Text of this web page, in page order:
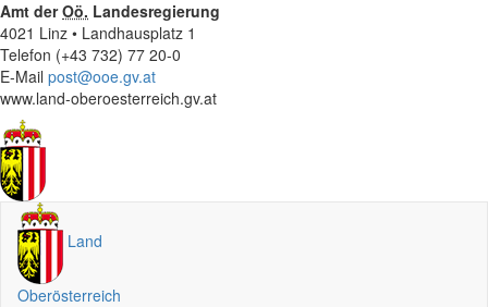
Amt derOö. Landesregierung
4021 Linz • Landhausplatz 1
Telefon (+43 732) 77 20-0
E-Mail post@ooe.gv.at
www.land-oberoesterreich.gv.at
Land
Oberösterreich